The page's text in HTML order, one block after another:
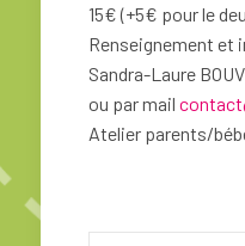
15€ (+5€ pour le
Renseignement et
Sandra-Laure
ou par mail
Atelier parents/